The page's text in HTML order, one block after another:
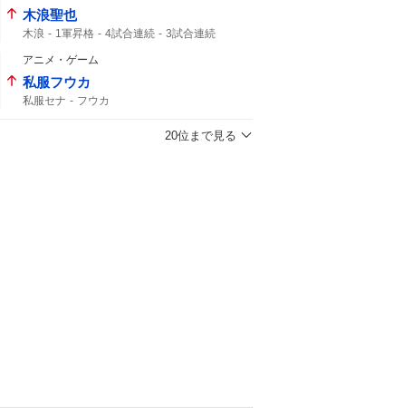
木浪聖也
木浪 1軍昇格 4試合連続 3試合連続
アニメ・ゲーム
私服フウカ
私服セナ フウカ
20位まで見る